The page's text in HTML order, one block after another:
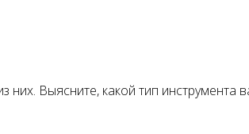
Выясните, какой тип инструмента